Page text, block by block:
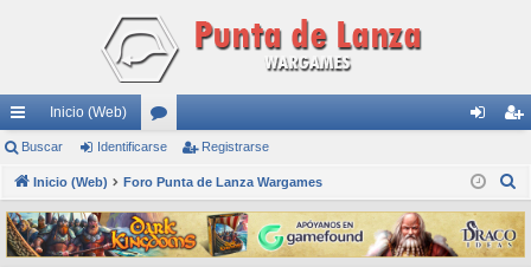
nl
ac
es
rá
Inicio (Web)
or
os nti
fic
ar
ist
ra
rs
Buscar Identificarse Registrarse
Inicio (Web) Foro Punta de Lanza Wargames
s
c